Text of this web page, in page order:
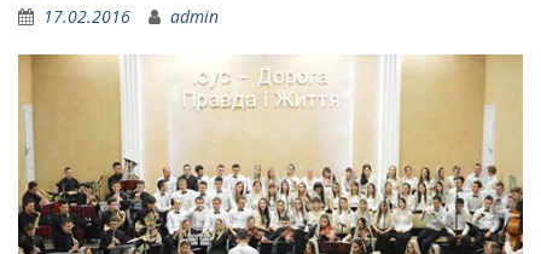
17.02.2016 admin